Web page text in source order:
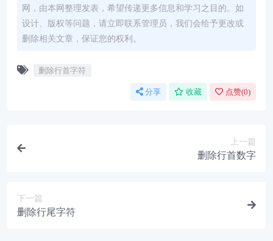
网，由本网整理发表，希望传递更多信息和学习之目的。如
设计、版权等问题，请立即联系管理员，我们会给予更改或
删除相关文章，保证您的权利。
删除行首字符
分享 收藏 点赞(0)
上一篇
删除行首数字
下一篇
删除行尾字符